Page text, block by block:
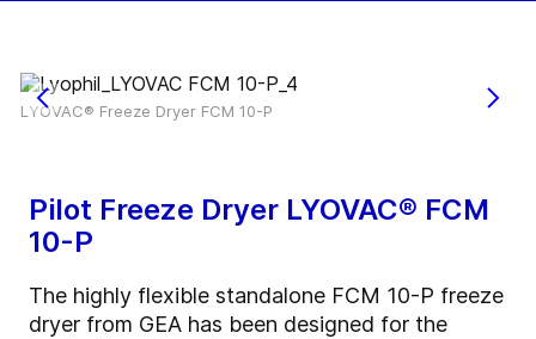
LYOVAC® Freeze Dryer FCM 10-P
Pilot Freeze Dryer LYOVAC® FCM
10-P
The highly flexible standalone FCM 10-P freeze
dryer from GEA has been designed for the